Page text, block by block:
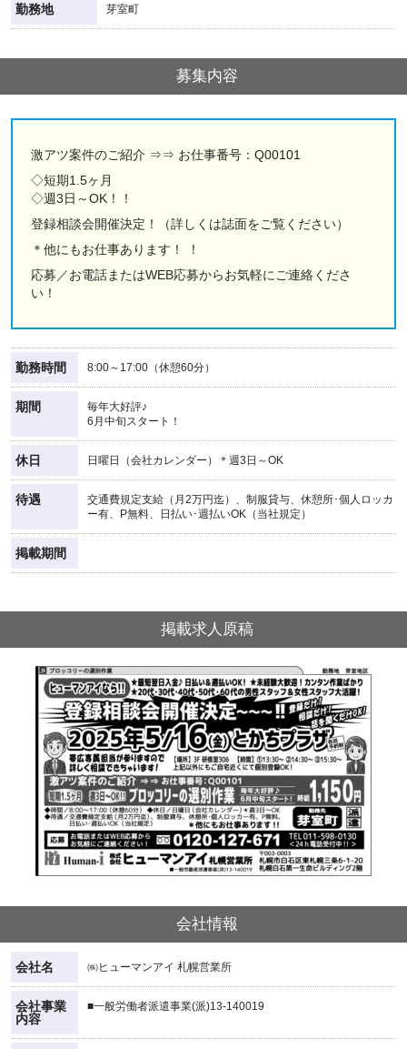
勤務地 芽室町
募集内容
激アツ案件のご紹介 ⇒⇒ お仕事番号：Q00101
◇短期1.5ヶ月
◇週3日～OK！！
登録相談会開催決定！（詳しくは誌面をご覧ください）
＊他にもお仕事あります！ ！
応募／お電話またはWEB応募からお気軽にご連絡くださ
い！
勤務時間 8:00～17:00（休憩60分）
期間
毎年大好評♪
6月中旬スタート！
休日 日曜日（会社カレンダー）＊週3日～OK
待遇
交通費規定支給（月2万円迄）、制服貸与、休憩所･個人ロッカ
ー有、P無料、日払い･週払いOK（当社規定）
掲載期間
掲載求人原稿
会社情報
会社名 ㈱ヒューマンアイ 札幌営業所
会社事業
内容
■一般労働者派遣事業(派)13-140019